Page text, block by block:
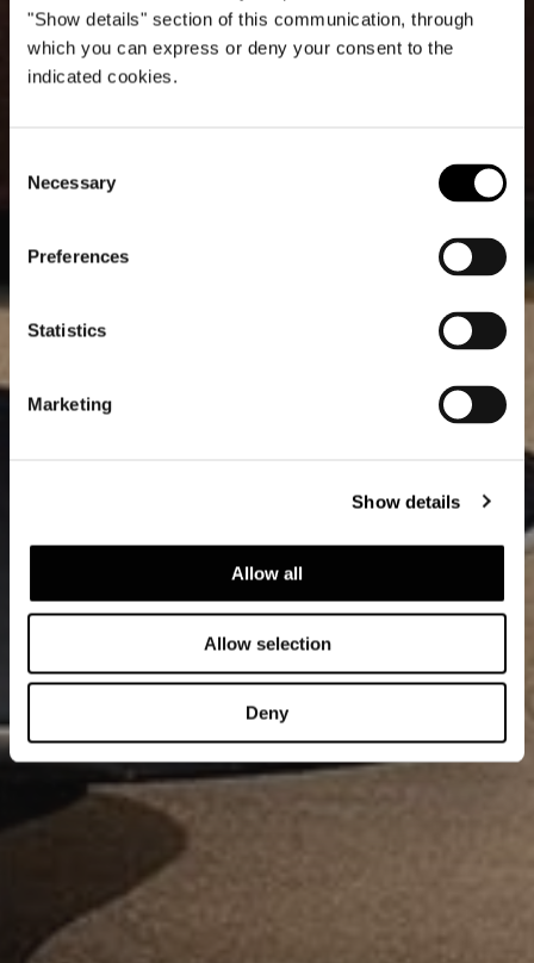
"Show details" section of this communication, through
which you can express or deny your consent to the
indicated cookies.
Selection
Necessary
Preferences
Statistics
Marketing
Show details
Allow all
Allow selection
Deny